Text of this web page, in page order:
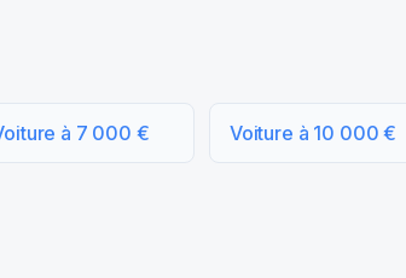
à 7 000 € Voiture à 10 000 €